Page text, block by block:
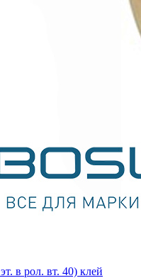
в рол. вт. 40) клей